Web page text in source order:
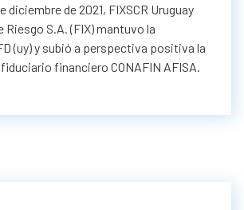
diciembre de 2021, FIXSCR Uruguay
Riesgo S.A. (FIX) mantuvo la
(uy) y subió a perspectiva positiva la
financiero CONAFIN AFISA.